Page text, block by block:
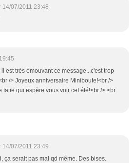
14/07/2011 23:48
il est trés émouvant ce message...c'est trop
/> Joyeux anniversaire Miniboute!<br />
tatie qui espère vous voir cet été!<br /> <br
14/07/2011 23:49
ça serait pas mal qd même. Des bises.